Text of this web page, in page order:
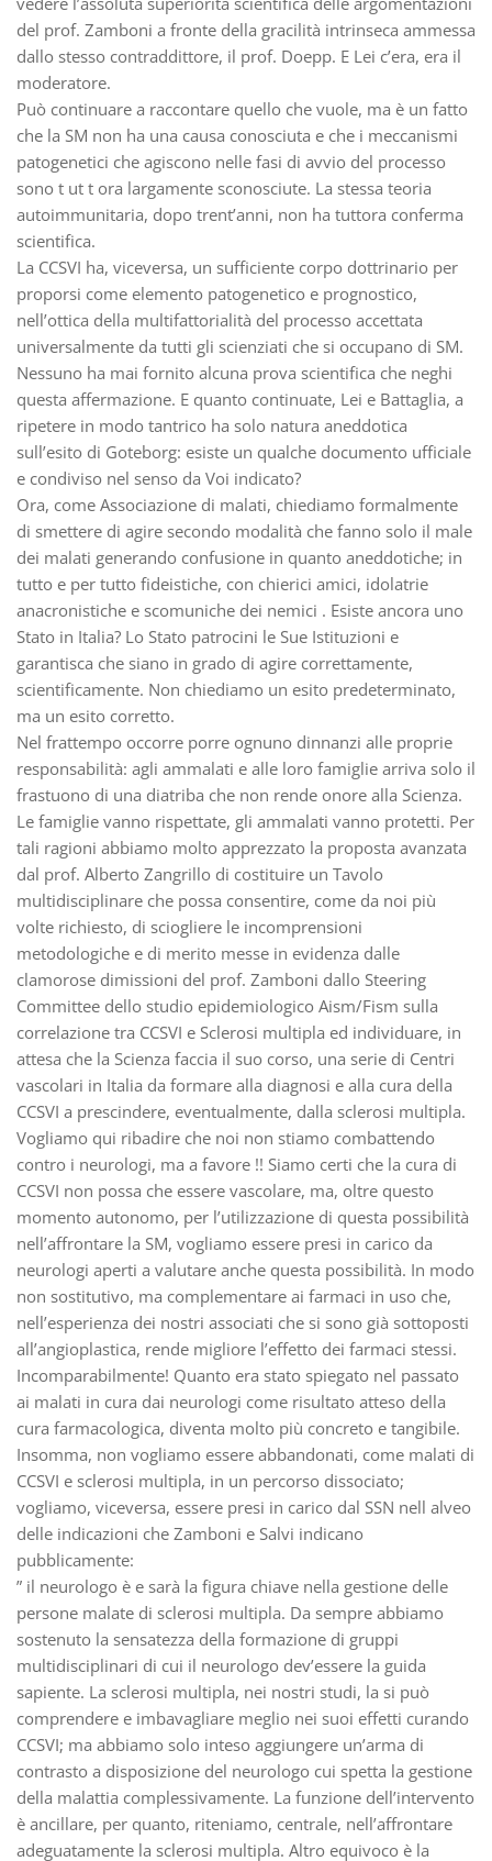
del prof. Zamboni a fronte della gracilità intrinseca ammessa
dallo stesso contraddittore, il prof. Doepp. E Lei c’era, era il
moderatore.
Può continuare a raccontare quello che vuole, ma è un fatto
che la SM non ha una causa conosciuta e che i meccanismi
patogenetici che agiscono nelle fasi di avvio del processo
sono t ut t ora largamente sconosciute. La stessa teoria
autoimmunitaria, dopo trent’anni, non ha tuttora conferma
scientifica.
La CCSVI ha, viceversa, un sufficiente corpo dottrinario per
proporsi come elemento patogenetico e prognostico,
nell’ottica della multifattorialità del processo accettata
universalmente da tutti gli scienziati che si occupano di SM.
Nessuno ha mai fornito alcuna prova scientifica che neghi
questa affermazione. E quanto continuate, Lei e Battaglia, a
ripetere in modo tantrico ha solo natura aneddotica
sull’esito di Goteborg: esiste un qualche documento ufficiale
e condiviso nel senso da Voi indicato?
Ora, come Associazione di malati, chiediamo formalmente
di smettere di agire secondo modalità che fanno solo il male
dei malati generando confusione in quanto aneddotiche; in
tutto e per tutto fideistiche, con chierici amici, idolatrie
anacronistiche e scomuniche dei nemici . Esiste ancora uno
Stato in Italia? Lo Stato patrocini le Sue Istituzioni e
garantisca che siano in grado di agire correttamente,
scientificamente. Non chiediamo un esito predeterminato,
ma un esito corretto.
Nel frattempo occorre porre ognuno dinnanzi alle proprie
responsabilità: agli ammalati e alle loro famiglie arriva solo il
frastuono di una diatriba che non rende onore alla Scienza.
Le famiglie vanno rispettate, gli ammalati vanno protetti. Per
tali ragioni abbiamo molto apprezzato la proposta avanzata
dal prof. Alberto Zangrillo di costituire un Tavolo
multidisciplinare che possa consentire, come da noi più
volte richiesto, di sciogliere le incomprensioni
metodologiche e di merito messe in evidenza dalle
clamorose dimissioni del prof. Zamboni dallo Steering
Committee dello studio epidemiologico Aism/Fism sulla
correlazione tra CCSVI e Sclerosi multipla ed individuare, in
attesa che la Scienza faccia il suo corso, una serie di Centri
vascolari in Italia da formare alla diagnosi e alla cura della
CCSVI a prescindere, eventualmente, dalla sclerosi multipla.
Vogliamo qui ribadire che noi non stiamo combattendo
contro i neurologi, ma a favore !! Siamo certi che la cura di
CCSVI non possa che essere vascolare, ma, oltre questo
momento autonomo, per l’utilizzazione di questa possibilità
nell’affrontare la SM, vogliamo essere presi in carico da
neurologi aperti a valutare anche questa possibilità. In modo
non sostitutivo, ma complementare ai farmaci in uso che,
nell’esperienza dei nostri associati che si sono già sottoposti
all’angioplastica, rende migliore l’effetto dei farmaci stessi.
Incomparabilmente! Quanto era stato spiegato nel passato
ai malati in cura dai neurologi come risultato atteso della
cura farmacologica, diventa molto più concreto e tangibile.
Insomma, non vogliamo essere abbandonati, come malati di
CCSVI e sclerosi multipla, in un percorso dissociato;
vogliamo, viceversa, essere presi in carico dal SSN nell alveo
delle indicazioni che Zamboni e Salvi indicano
pubblicamente:
” il neurologo è e sarà la figura chiave nella gestione delle
persone malate di sclerosi multipla. Da sempre abbiamo
sostenuto la sensatezza della formazione di gruppi
multidisciplinari di cui il neurologo dev’essere la guida
sapiente. La sclerosi multipla, nei nostri studi, la si può
comprendere e imbavagliare meglio nei suoi effetti curando
CCSVI; ma abbiamo solo inteso aggiungere un’arma di
contrasto a disposizione del neurologo cui spetta la gestione
della malattia complessivamente. La funzione dell’intervento
è ancillare, per quanto, riteniamo, centrale, nell’affrontare
adeguatamente la sclerosi multipla. Altro equivoco è la